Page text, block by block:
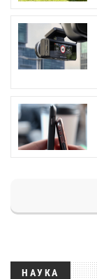
НАУКА